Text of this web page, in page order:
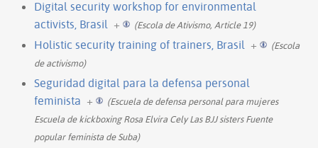
Digital security workshop for environmental
activists, Brasil + (Escola de Ativismo, Article 19)
Holistic security training of trainers, Brasil +
(Escola
de activismo)
Seguridad digital para la defensa personal
feminista +
(Escuela de defensa personal para mujeres
Escuela de kickboxing Rosa Elvira Cely Las BJJ sisters Fuente
popular feminista de Suba)